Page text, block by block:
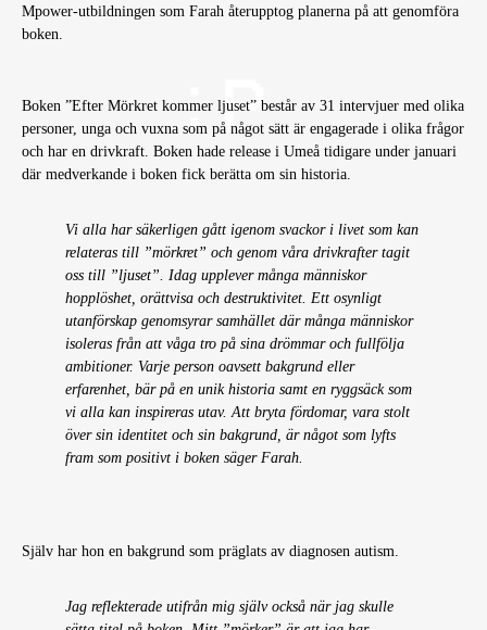
Mpower-utbildningen som Farah återupptog planerna på att genomföra
boken.
Boken ”Efter Mörkret kommer ljuset” består av 31 intervjuer med olika
personer, unga och vuxna som på något sätt är engagerade i olika frågor
och har en drivkraft. Boken hade release i Umeå tidigare under januari
där medverkande i boken fick berätta om sin historia.
Vi alla har säkerligen gått igenom svackor i livet som kan
relateras till ”mörkret” och genom våra drivkrafter tagit
oss till ”ljuset”. Idag upplever många människor
hopplöshet, orättvisa och destruktivitet. Ett osynligt
utanförskap genomsyrar samhället där många människor
isoleras från att våga tro på sina drömmar och fullfölja
ambitioner. Varje person oavsett bakgrund eller
erfarenhet, bär på en unik historia samt en ryggsäck som
vi alla kan inspireras utav. Att bryta fördomar, vara stolt
över sin identitet och sin bakgrund, är något som lyfts
fram som positivt i boken säger Farah.
Själv har hon en bakgrund som präglats av diagnosen autism.
Jag reflekterade utifrån mig själv också när jag skulle